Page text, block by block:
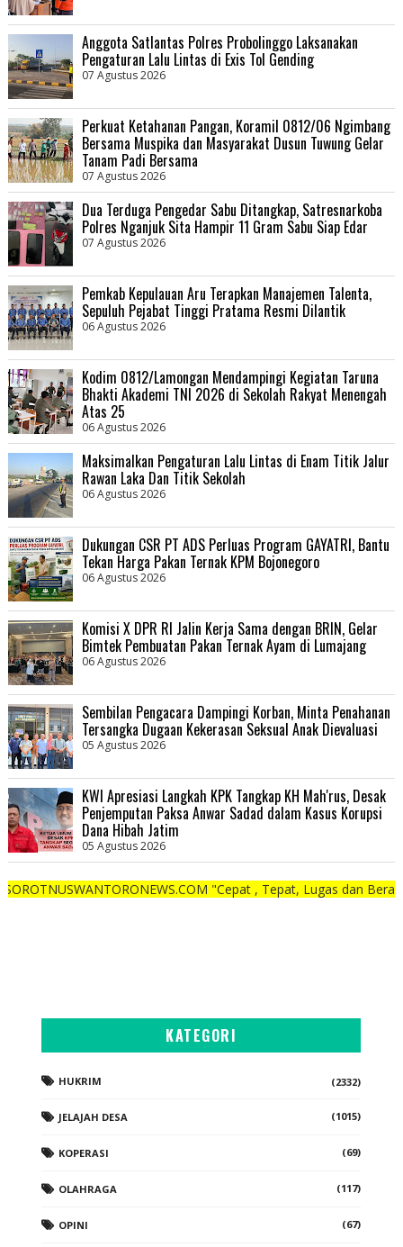
Anggota Satlantas Polres Probolinggo Laksanakan
Pengaturan Lalu Lintas di Exis Tol Gending
07 Agustus 2026
Perkuat Ketahanan Pangan, Koramil 0812/06 Ngimbang
Bersama Muspika dan Masyarakat Dusun Tuwung Gelar
Tanam Padi Bersama
07 Agustus 2026
Dua Terduga Pengedar Sabu Ditangkap, Satresnarkoba
Polres Nganjuk Sita Hampir 11 Gram Sabu Siap Edar
07 Agustus 2026
Pemkab Kepulauan Aru Terapkan Manajemen Talenta,
Sepuluh Pejabat Tinggi Pratama Resmi Dilantik
06 Agustus 2026
Kodim 0812/Lamongan Mendampingi Kegiatan Taruna
Bhakti Akademi TNI 2026 di Sekolah Rakyat Menengah
Atas 25
06 Agustus 2026
Maksimalkan Pengaturan Lalu Lintas di Enam Titik Jalur
Rawan Laka Dan Titik Sekolah
06 Agustus 2026
Dukungan CSR PT ADS Perluas Program GAYATRI, Bantu
Tekan Harga Pakan Ternak KPM Bojonegoro
06 Agustus 2026
Komisi X DPR RI Jalin Kerja Sama dengan BRIN, Gelar
Bimtek Pembuatan Pakan Ternak Ayam di Lumajang
06 Agustus 2026
Sembilan Pengacara Dampingi Korban, Minta Penahanan
Tersangka Dugaan Kekerasan Seksual Anak Dievaluasi
05 Agustus 2026
KWI Apresiasi Langkah KPK Tangkap KH Mah'rus, Desak
Penjemputan Paksa Anwar Sadad dalam Kasus Korupsi
Dana Hibah Jatim
05 Agustus 2026
"Cepat , Tepat, Lugas dan Berani"
KATEGORI
HUKRIM (2332)
JELAJAH DESA (1015)
KOPERASI (69)
OLAHRAGA (117)
OPINI (67)